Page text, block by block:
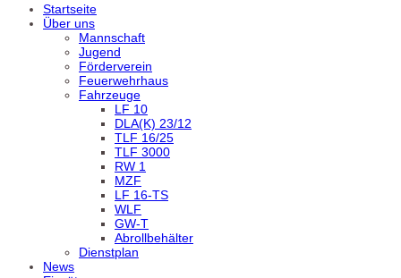
Startseite
Über uns
Mannschaft
Jugend
Förderverein
Feuerwehrhaus
Fahrzeuge
LF 10
DLA(K) 23/12
TLF 16/25
TLF 3000
RW 1
MZF
LF 16-TS
WLF
GW-T
Abrollbehälter
Dienstplan
News